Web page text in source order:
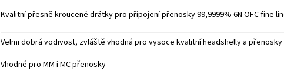
Kvalitní přesně kroucené drátky pro připojení přenosky 99,9999% 6N OFC fine
Velmi dobrá vodivost, zvláště vhodná pro vysoce kvalitní headshelly a přenosky
Vhodné pro MM i MC přenosky